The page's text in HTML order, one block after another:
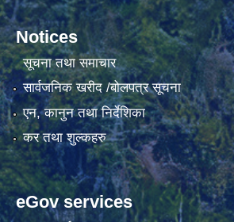
Notices
सूचना तथा समाचार
सार्वजनिक खरीद /बोलपत्र सूचना
एन, कानुन तथा निर्देशिका
कर तथा शुल्कहरु
eGov services